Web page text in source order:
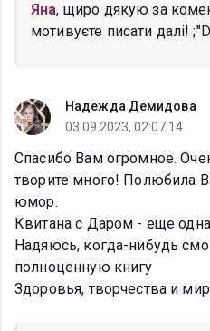
Яна, щиро дякую за
мотивуєте писати далі! ;"D
Надежда Демидова
03.09.2023, 02:07:14
Спасибо Вам огромное.
творите много! Полюбила
юмор.
Квитана с Даром - еще
Надяюсь, когда-нибудь
полноценную книгу
Здоровья, творчества и